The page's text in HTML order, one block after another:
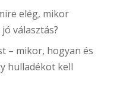
elég, mikor
választás?
– mikor, hogyan és
hulladékot kell